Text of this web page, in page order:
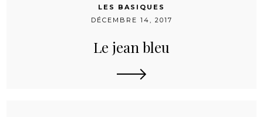
LES BASIQUES
DÉCEMBRE 14, 2017
Le jean bleu